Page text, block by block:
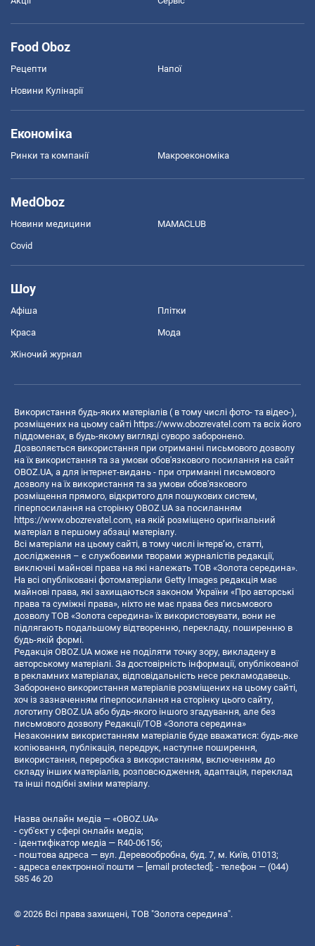
Food Oboz
Рецепти Напої
Новини Кулінарії
Економіка
Ринки та компанії Макроекономіка
MedOboz
Новини медицини MAMACLUB
Covid
Шоу
Афіша Плітки
Краса Мода
Жіночий журнал
Використання будь-яких матеріалів ( в тому числі фото- та відео-),
розміщених на цьому сайті https://www.obozrevatel.com та всіх його
піддоменах, в будь-якому вигляді суворо заборонено.
Дозволяється використання при отриманні письмового дозволу
на їх використання та за умови обов'язкового посилання на сайт
OBOZ.UA, а для інтернет-видань - при отриманні письмового
дозволу на їх використання та за умови обов'язкового
розміщення прямого, відкритого для пошукових систем,
гіперпосилання на сторінку OBOZ.UA за посиланням
https://www.obozrevatel.com, на якій розміщено оригінальний
матеріал в першому абзаці матеріалу.
Всі матеріали на цьому сайті, в тому числі інтерв’ю, статті,
дослідження – є службовими творами журналістів редакції,
виключні майнові права на які належать ТОВ «Золота середина».
На всі опубліковані фотоматеріали Getty Images редакція має
майнові права, які захищаються законом України «Про авторські
права та суміжні права», ніхто не має права без письмового
дозволу ТОВ «Золота середина» їх використовувати, вони не
підлягають подальшому відтворенню, перекладу, поширенню в
будь-якій формі.
Редакція OBOZ.UA може не поділяти точку зору, викладену в
авторському матеріалі. За достовірність інформації, опублікованої
в рекламних матеріалах, відповідальність несе рекламодавець.
Заборонено використання матеріалів розміщених на цьому сайті,
хоч із зазначенням гіперпосилання на сторінку цього сайту,
логотипу OBOZ.UA або будь-якого іншого згадування, але без
письмового дозволу Редакції/ТОВ «Золота середина»
Незаконним використанням матеріалів буде вважатися: будь-яке
копiювання, публiкацiя, передрук, наступне поширення,
використання, переробка з використанням, включенням до
складу інших матеріалів, розповсюдження, адаптація, переклад
та інші подібні зміни матеріалу.
Назва онлайн медіа — «OBOZ.UA»
- суб'єкт у сфері онлайн медіа;
- ідентифікатор медіа — R40-06156;
- поштова адреса — вул. Деревообробна, буд. 7, м. Київ, 01013;
- адреса електронної пошти — [email protected] ; - телефон — (044)
585 46 20
© 2026 Всі права захищені, ТОВ "Золота середина".